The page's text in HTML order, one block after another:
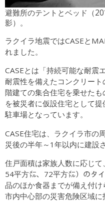
避難所のテントとベッド（
影）。
ラクイラ地震ではCASEと
れました。
CASEとは「持続可能な耐震
耐震性を備えたコンクリー
階建ての集合住宅を乗せた
を被災者に仮設住宅として
駐車場となっています。
CASE住宅は、ラクイラ市の
災後の半年～1年以内に建設
住戸面積は家族人数に応じて
54平方㍍、72平方㍍）のタ
品のほか食器までが備え付
市内中心部の災害危険区域に